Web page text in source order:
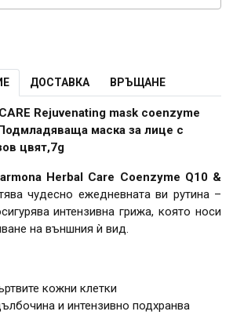
ДОСТАВКА ВРЪЩАНЕ
Rejuvenating mask coenzyme
маска за лице с
цвят,7g
Herbal Care Coenzyme Q10 &
чудесно ежедневната ви рутина –
интензивна грижа, която носи
на външния ѝ вид.
кожни клетки
и интензивно подхранва